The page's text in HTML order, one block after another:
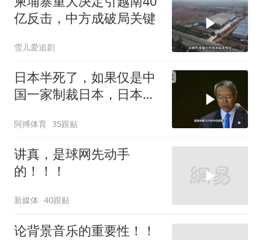
亿反击，中方成破局关键
雪儿爱追剧
日本半死了，如果仅是中
国一家制裁日本，日本可
阿搏体育 35跟贴
讲真，是球网先动手
的！！！
新媒体 40跟贴
论背景音乐的重要性！！